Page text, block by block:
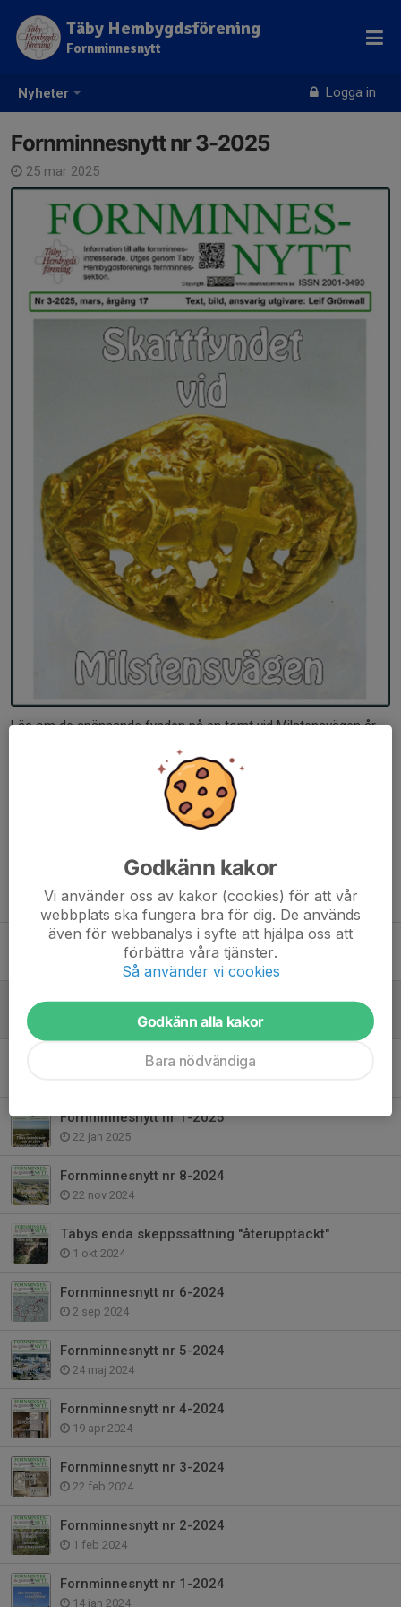
Nyheter Logga in
Täby Hembygdsförening
Fornminnesnytt
Fornminnesnytt nr 3-2025
25 mar 2025
Läs om de spännande fynden på en tomt vid Milstensvägen år
1933 samt nyligen en oväntad fortsättning.
tidningen här.
Tidigare nyheter
Fornminnesnytt Nr 1-2026
12 mar, 21:00
Fornminnesnytt nr 3-2025
Fornminnesnytt nr 2-2025
Fornminnesnytt nr 1-2025
22 jan 2025
Fornminnesnytt nr 8-2024
22 nov 2024
Täbys enda skeppssättning "återupptäckt"
1 okt 2024
Fornminnesnytt nr 6-2024
2 sep 2024
Fornminnesnytt nr 5-2024
24 maj 2024
Fornminnesnytt nr 4-2024
19 apr 2024
Fornminnesnytt nr 3-2024
22 feb 2024
Fornminnesnytt nr 2-2024
1 feb 2024
Fornminnesnytt nr 1-2024
14 jan 2024
Godkänn kakor
Vi använder oss av kakor (cookies) för att vår
webbplats ska fungera bra för dig. De används
även för webbanalys i syfte att hjälpa oss att
förbättra våra tjänster.
Så använder vi cookies
Godkänn alla kakor
Bara nödvändiga